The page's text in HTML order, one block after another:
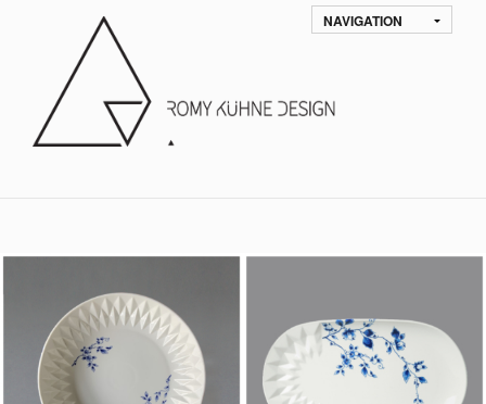
NAVIGATION
Sort by Standaard sortering
18. DIEP BORD BLAUW
VOUW
24. OVAL SERVING
PLATE ‘BLAUW VOUW’